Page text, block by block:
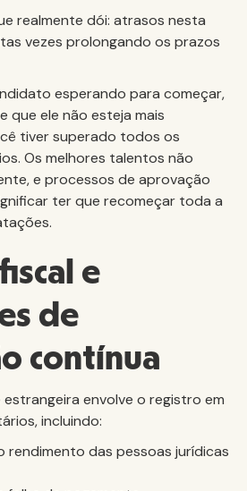
realmente dói: atrasos nesta
vezes prolongando os prazos
esperando para começar,
que ele não esteja mais
tiver superado todos os
Os melhores talentos não
e processos de aprovação
ter que recomeçar toda a
e
de
contínua
envolve o registro em
incluindo:
rendimento das pessoas jurídicas